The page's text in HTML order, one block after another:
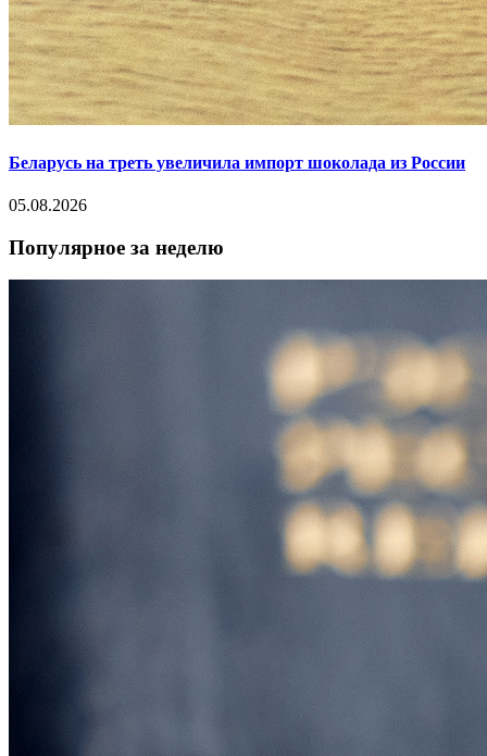
Беларусь на треть увеличила импорт шоколада из России
05.08.2026
Популярное за неделю